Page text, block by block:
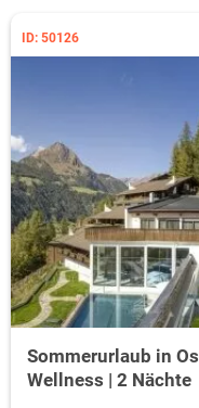
ID: 50126
Sommerurlaub in
Wellness | 2 Nächte